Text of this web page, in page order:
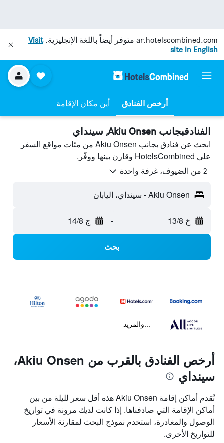
ar.hotelscombined.com متوفر أيضاً باللغة الإنجليزية.Visit
site in English
أرخص الفنادق أين مكان الإقامة
الفنادقبجانب Akiu Onsen, سينداي
ابحث عن فنادق بجانب Akiu Onsen من مئات مواقع السفر
على HotelsCombined وقارن بينها ووفّر.
2 من الضيوف، غرفة واحدة
Akiu Onsen - سينداي، اليابان
خ 13/8 - ج 14/8
بحث
...والمزيد
أرخص الفنادق بالقرب من Akiu Onsen،
سينداي
تُقدم أماكن إقامة Akiu Onsen هذه أقل سعر لليلة من بين
أماكن الإقامة التي صادفناها. إذا كانت لديك مرونة في تواريخ
الوصول والمغادرة، استخدم نموذج البحث لمقارنة الأسعار
للتواريخ الأخرى.